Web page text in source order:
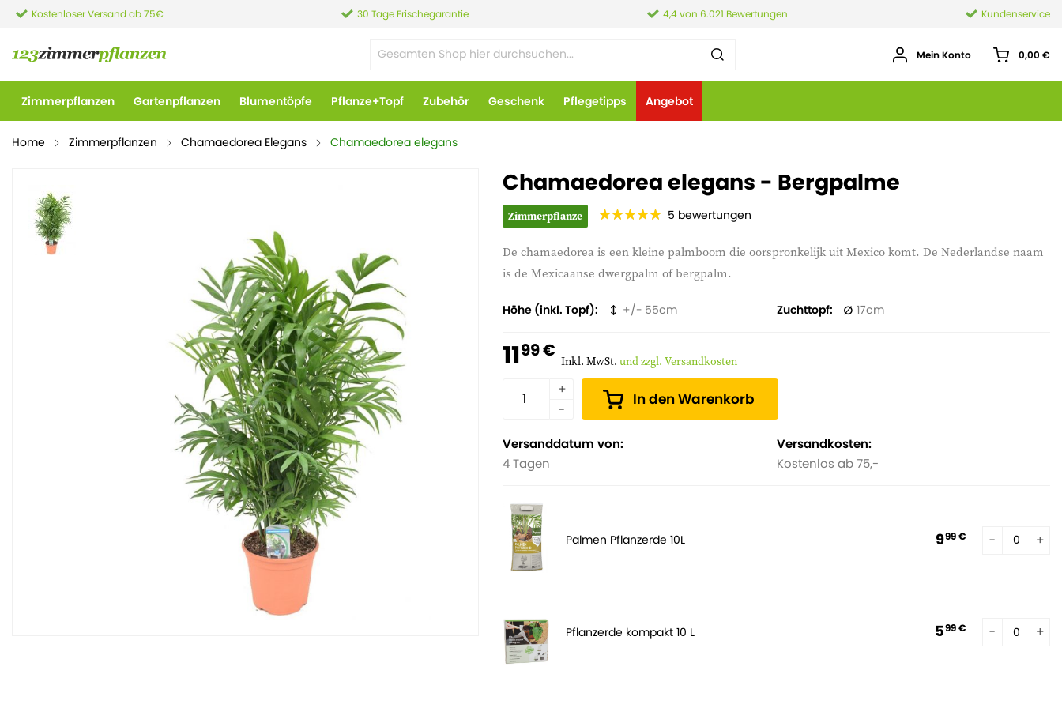
Kostenloser Versand ab 75€ 30 Tage Frischegarantie 4,4 von 6.021 Bewertungen Kundenservice
Mein Konto 0,00 €
Zimmerpflanzen Gartenpflanzen Blumentöpfe Pflanze+Topf Zubehör Geschenk Pflegetipps Angebot
Home Zimmerpflanzen Chamaedorea Elegans Chamaedorea elegans
Chamaedorea elegans - Bergpalme
Zimmerpflanze 5 bewertungen
De chamaedorea is een kleine palmboom die oorspronkelijk uit Mexico komt. De Nederlandse naam
is de Mexicaanse dwergpalm of bergpalm.
Höhe (inkl. Topf) 55 Zuchttopf 17
1199 € Inkl. MwSt.und zzgl. Versandkosten
In den Warenkorb
Versanddatum von:
4 Tagen
Versandkosten:
Kostenlos ab 75,-
Palmen Pflanzerde 10L 999 €
Pflanzerde kompakt 10 L 599 €